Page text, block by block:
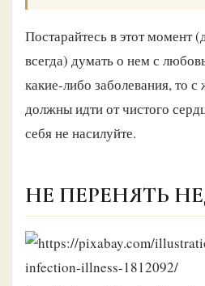
Постарайтесь в этот момент
всегда) думать о нем с
какие-либо заболевания, то
должны идти от чистого
себя не насилуйте.
НЕ ПЕРЕНЯТЬ